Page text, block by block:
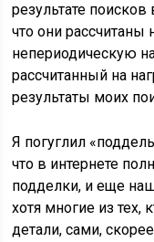
результате
что они
непериодическую
рассчитанный на
результаты моих
Я погуглил
что в интернете
подделки, и еще
хотя многие из тех,
детали, сами,